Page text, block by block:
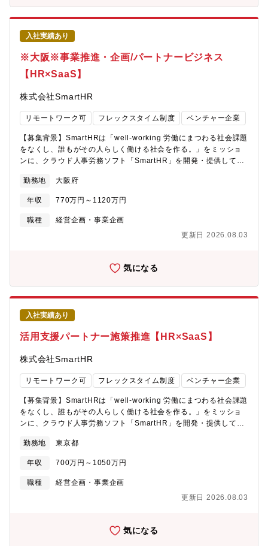
できるよう、製品勉強会の企画・実施、営業ノウハウの共有、提
案スキームの構築など、自走に向けた手厚い支援体制を提供しま
す。■プロモーション・案件創出の企画推進社内のマーケティング
部門等と連携し、パートナー企業との共催ウェビナーの企画や販
促施策の実施など、優良な商談（トスアップ案件）を持続的に創
出するための仕組みづくりを行います。【募集背景】「Bill
One」はこれまで直販を中心としたアプローチで急成長を遂げて
割を占めるとされる「パートナービジネス」の本格的な開拓・強
化へと大きく舵を切っています。全国規模の強固な販売網を持つ
有力企業との新規提携や、各業界をけん引するエンタープライズ
ビジネスを通じて事業を非連続に成長させるための強力な基盤が
着実に整いつつあります。こうした大型協業の本格稼働に伴い、
パートナー企業経由での商談機会は今後さらに加速度的に増加し
ていく見込みです。このかつてないモメンタムを最大限に生か
な案件対応によってビジネスをさらにスケールさせていくため、
ある巨大なマーケットポテンシャルを確実な成果へとつなげ、Bill
Oneのパートナービジネスのさらなる飛躍をけん引していただけ
ートナービジネスには、まだ決まりきった「成功のバイブル」が
すのではなく、ご自身の戦略と実行力で「パートナービジネスの
なやりがいを得られます。■かつてないスケールでの市場開拓と社
携による数万社規模のパートナー網や、大手SIer・金融機関など
リーチできなかった日本全国のあらゆる企業へ自社サービスを届
ダイナミックでスケールの大きなミッションに最前線で挑むこと
ができます。■「売って終わり」ではない、本質的な「共創」の経
験単にプロダクトを卸して販売を委託するのではなく、パートナ
ー企業が抱える課題を解決し、彼ら自身のビジネス成長（新規顧
求められます。各業界のトップ企業と深い関係値を築き、双方の
きます。【組織構成】Bill Oneのパートナーアライアンスには約
入社実績あり
※大阪※事業推進・企画/パートナービジネス
【HR×SaaS】
株式会社SmartHR
リモートワーク可 フレックスタイム制度 ベンチャー企業
【募集背景】SmartHRは「well-working 労働にまつわる社会課題
をなくし、誰もがその人らしく働ける社会を作る。」をミッショ
ンに、クラウド人事労務ソフト「SmartHR」を開発・提供してお
成長を遂げてきました。当社のビジネス組織は「The Model型の
直販組織」と「パートナー様経由での間接販売を行うパートナー
ビジネス組織」があり、白地の多いのパートナービジネス組織を
強化していくことを方針の一つとして掲げております。そこで、
さる方に新たにジョインしていただたく、新設のポジションを募
験がある方からのご応募をお待ちしております。【ミッション】
パートナービジネス領域の更なる拡大、成長の実現に向けて事業
全体を俯瞰して戦略を構築し、社内外のステークホルダーを巻き
込みながら企画を推進していくことで事業成長を牽引するポジシ
ョンです。【具体的には】(1) 新規パートナーの開拓新規パートナ
ー開拓の戦略設計をお任せします(2) 既存パートナーとの関係構築
既存パートナーとの更なる関係構築の戦略設計をお任せします(3)
パートナービジネス領域の戦略、企画立案事業全体を俯瞰して事
業貢献度の高いテーマに対して中心となって取り組んでいただき
ます既存の課題解決に留まらず、ゼロベースでの企画立案も含ま
れます(4) 数字分析、改善に向けた施策検討・実施定性的・定量的
なデータ分析により事業推進のためのボトルネックを特定し、関
係者と連携しながら改善策の実行までを担っていただきます【ポ
ジションの魅力】■SmartHRは2025年にARR200億円に到達し、
労務管理クラウド市場で7年連続シェアNo.1といった事業状況
けており、企画職としてより大きなビジネス・成果に接すること
域は既存のビジネスモデルを変えていく・より成長できるビジネ
スに変化させていくフェーズにあり、そういった新しいチャレン
ションの醍醐味です。パートナービジネス領域にとどまらず、
ビジネスにおける事業推進・企画のポジションの特徴は、自身の
企画がより大きな成果・影響となっていく点にあります。自社は
勤務地 大阪府
年収 770万円～1120万円
職種
経営企画・事業企画
更新日 2026.08.03
気になる
入社実績あり
活用支援パートナー施策推進【HR×SaaS】
株式会社SmartHR
リモートワーク可 フレックスタイム制度 ベンチャー企業
【募集背景】SmartHRは「well-working 労働にまつわる社会課題
をなくし、誰もがその人らしく働ける社会を作る。」をミッショ
ンに、クラウド人事労務ソフト「SmartHR」を開発・提供してお
成長を遂げてきました。SmartHRは日々の機能拡充により利便性
が高まっていますが、自機能だけでは補えない部分があります。
中でも一部の社会保険手続きや給与計算業務、コンサルティング
業務などは、自社サービスで提供はしていないがニーズはある領
属部署は、上記の課題を解決できる社労士・給与計算BPO・コン
がSmartHRを安定してご利用いただける状態をつくることを、パ
ートナーとともに目指していくのが私たちのミッションです。本
勤務地 東京都
年収 700万円～1050万円
職種
経営企画・事業企画
更新日 2026.08.03
気になる